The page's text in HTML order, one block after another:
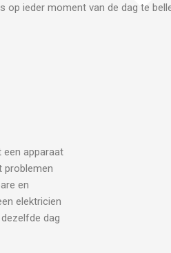
ieder moment van de dag te
een apparaat
problemen
en
elektricien
dag